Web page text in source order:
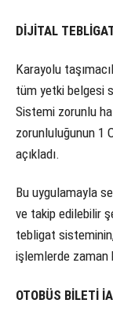
DİJİTAL
Karayolu
tüm yetki belgesi
Sistemi zorunlu
zorunluluğunun 1
açıkladı.
Bu uygulamayla
ve takip edilebilir
tebligat
işlemlerde zaman
OTOBÜS BİLETİ